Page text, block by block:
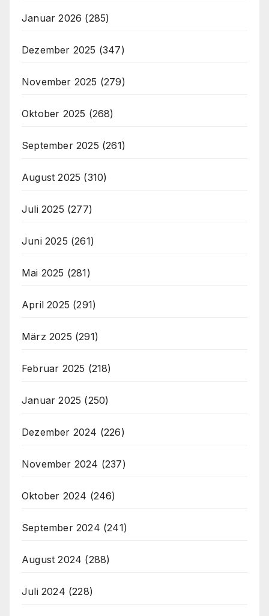
Januar 2026 (285)
Dezember 2025 (347)
November 2025 (279)
Oktober 2025 (268)
September 2025 (261)
August 2025 (310)
Juli 2025 (277)
Juni 2025 (261)
Mai 2025 (281)
April 2025 (291)
März 2025 (291)
Februar 2025 (218)
Januar 2025 (250)
Dezember 2024 (226)
November 2024 (237)
Oktober 2024 (246)
September 2024 (241)
August 2024 (288)
Juli 2024 (228)